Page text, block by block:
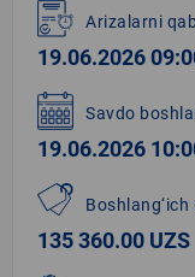
1
of
1
Arizalarni
19.06.2026
Savdo
19.06.2026
Boshlang‘ich
135 360.00 UZS